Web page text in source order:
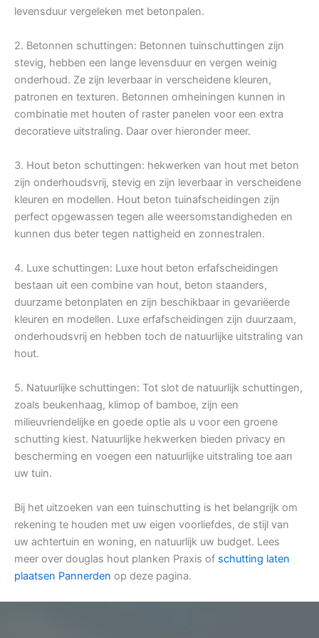
levensduur vergeleken met betonpalen.
2. Betonnen schuttingen: Betonnen tuinschuttingen zijn
stevig, hebben een lange levensduur en vergen weinig
onderhoud. Ze zijn leverbaar in verscheidene kleuren,
patronen en texturen. Betonnen omheiningen kunnen in
combinatie met houten of raster panelen voor een extra
decoratieve uitstraling. Daar over hieronder meer.
3. Hout beton schuttingen: hekwerken van hout met beton
zijn onderhoudsvrij, stevig en zijn leverbaar in verscheidene
kleuren en modellen. Hout beton tuinafscheidingen zijn
perfect opgewassen tegen alle weersomstandigheden en
kunnen dus beter tegen nattigheid en zonnestralen.
4. Luxe schuttingen: Luxe hout beton erfafscheidingen
bestaan uit een combine van hout, beton staanders,
duurzame betonplaten en zijn beschikbaar in gevariëerde
kleuren en modellen. Luxe erfafscheidingen zijn duurzaam,
onderhoudsvrij en hebben toch de natuurlijke uitstraling van
hout.
5. Natuurlijke schuttingen: Tot slot de natuurlijk schuttingen,
zoals beukenhaag, klimop of bamboe, zijn een
milieuvriendelijke en goede optie als u voor een groene
schutting kiest. Natuurlijke hekwerken bieden privacy en
bescherming en voegen een natuurlijke uitstraling toe aan
uw tuin.
Bij het uitzoeken van een tuinschutting is het belangrijk om
rekening te houden met uw eigen voorliefdes, de stijl van
uw achtertuin en woning, en natuurlijk uw budget. Lees
meer over douglas hout planken Praxis of schutting laten
plaatsen Pannerden op deze pagina.